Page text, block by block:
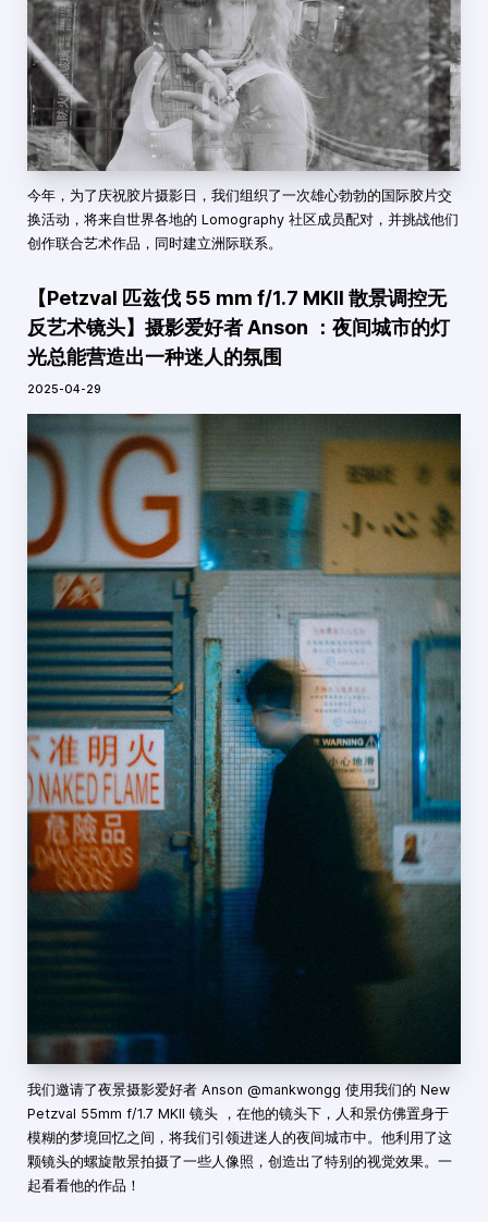
今年，为了庆祝胶片摄影日，我们组织了一次雄心勃勃的国际胶片交
换活动，将来自世界各地的 Lomography 社区成员配对，并挑战他们
创作联合艺术作品，同时建立洲际联系。
【Petzval 匹兹伐 55 mm f/1.7 MKII 散景调控无
反艺术镜头】摄影爱好者 Anson ：夜间城市的灯
光总能营造出一种迷人的氛围
2025-04-29
我们邀请了夜景摄影爱好者 Anson @mankwongg 使用我们的 New
Petzval 55mm f/1.7 MKII 镜头 ，在他的镜头下，人和景仿佛置身于
模糊的梦境回忆之间，将我们引领进迷人的夜间城市中。他利用了这
颗镜头的螺旋散景拍摄了一些人像照，创造出了特别的视觉效果。一
起看看他的作品！